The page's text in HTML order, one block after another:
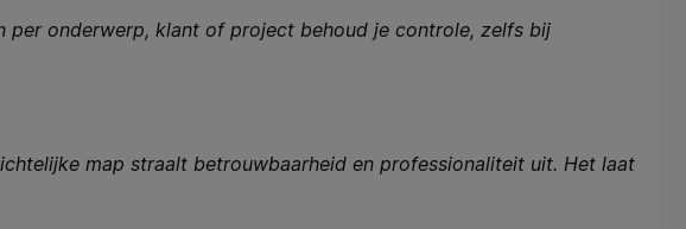
onderwerp, klant of project behoud je controle, zelfs bij
map straalt betrouwbaarheid en professionaliteit uit. Het laat